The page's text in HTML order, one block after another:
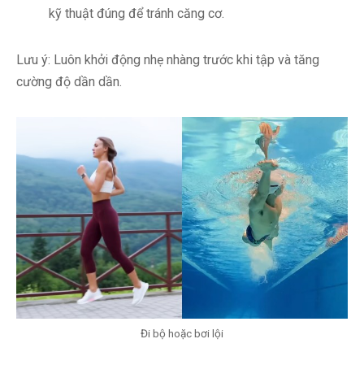
kỹ thuật đúng để tránh căng cơ.
Lưu ý: Luôn khởi động nhẹ nhàng trước khi tập và tăng
cường độ dần dần.
Đi bộ hoặc bơi lội